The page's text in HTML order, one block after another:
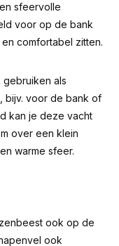
sfeervolle
voor op de bank
comfortabel zitten.
gebruiken als
bijv. voor de bank of
kan je deze vacht
over een klein
warme sfeer.
ook op de
ook